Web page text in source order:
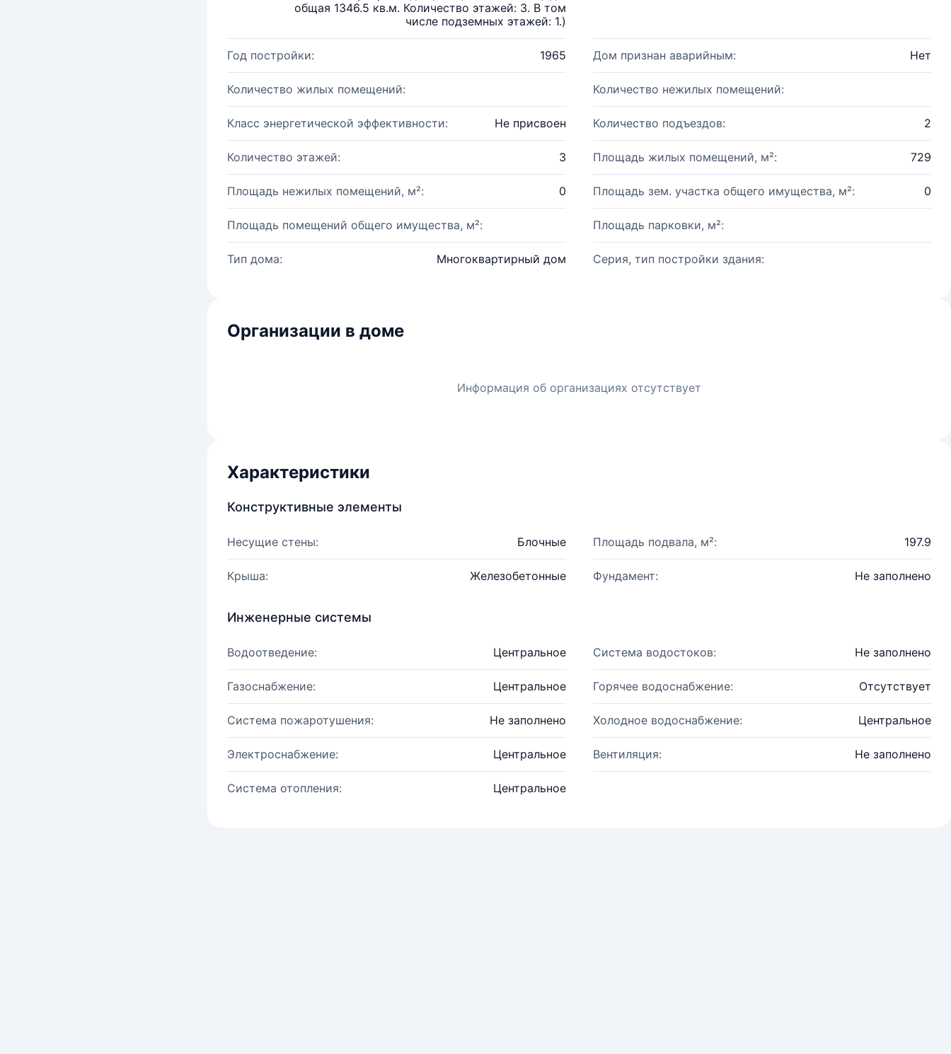
общая 1346.5 кв.м. Количество этажей: 3. В том
числе подземных этажей: 1.)
Год постройки: 1965 Дом признан аварийным: Нет
Количество жилых помещений: Количество нежилых помещений:
Класс энергетической эффективности: Не присвоен Количество подъездов: 2
Количество этажей: 3 Площадь жилых помещений, м²: 729
Площадь нежилых помещений, м²: 0 Площадь зем. участка общего имущества, м²: 0
Площадь помещений общего имущества, м²: Площадь парковки, м²:
Тип дома: Многоквартирный дом Серия, тип постройки здания:
Организации в доме
Информация об организациях отсутствует
Характеристики
Конструктивные элементы
Несущие стены: Блочные Площадь подвала, м²: 197.9
Крыша: Железобетонные Фундамент: Не заполнено
Инженерные системы
Водоотведение: Центральное Система водостоков: Не заполнено
Газоснабжение: Центральное Горячее водоснабжение: Отсутствует
Система пожаротушения: Не заполнено Холодное водоснабжение: Центральное
Электроснабжение: Центральное Вентиляция: Не заполнено
Система отопления: Центральное